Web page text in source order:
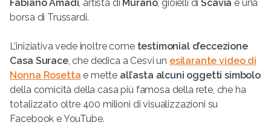
Fabiano Amadi, artista di Murano, gioielli diScavia e una
borsa di Trussardi.
L’iniziativa vede inoltre come testimonial d’eccezione
Casa Surace, che dedica a Cesvi un esilarante video di
Nonna Rosetta e mette all’asta alcuni oggetti simbolo
della comicità della casa più famosa della rete, che ha
totalizzato oltre 400 milioni di visualizzazioni su
Facebook e YouTube.